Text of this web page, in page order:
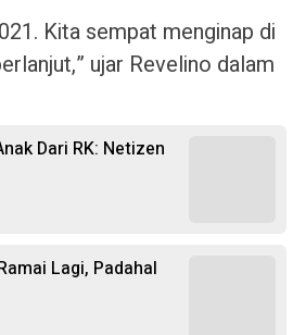
Kita sempat menginap di
ujar Revelino dalam
Dari RK: Netizen
Lagi, Padahal